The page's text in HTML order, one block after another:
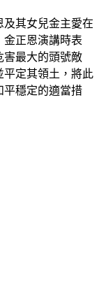
及其女兒金主愛在
金正恩演講時表
害最大的頭號敵
平定其領土，將此
平穩定的適當措